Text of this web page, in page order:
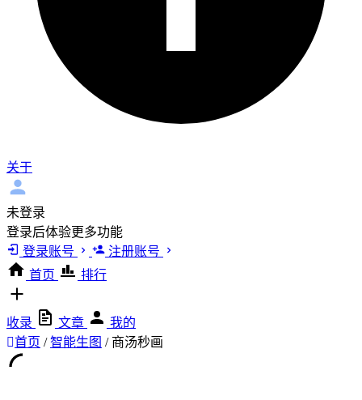
关于
未登录
登录后体验更多功能
登录账号
注册账号
首页
排行
收录 文章
我的
首页 / 智能生图 / 商汤秒画